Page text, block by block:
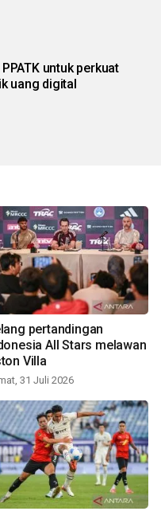
untuk perkuat
uang digital
pertandingan
All Stars melawan
Villa
31 Juli 2026